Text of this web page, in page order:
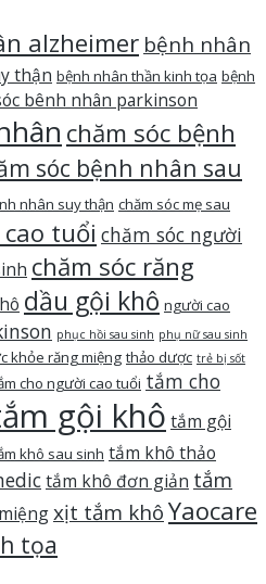
alzheimer bệnh nhân
thận bệnh nhân thần kinh tọa bệnh
bênh nhân parkinson
chăm sóc bệnh
sóc bệnh nhân sau
nhân suy thận chăm sóc mẹ sau
tuổi chăm sóc người
chăm sóc răng
dầu gội khô người cao
phục hồi sau sinh phụ nữ sau sinh
khỏe răng miệng thảo dược trẻ bị sốt
cho người cao tuổi tắm cho
gội khô tắm gội
khô sau sinh tắm khô thảo
tắm khô đơn giản tắm
xịt tắm khôYaocare
tọa